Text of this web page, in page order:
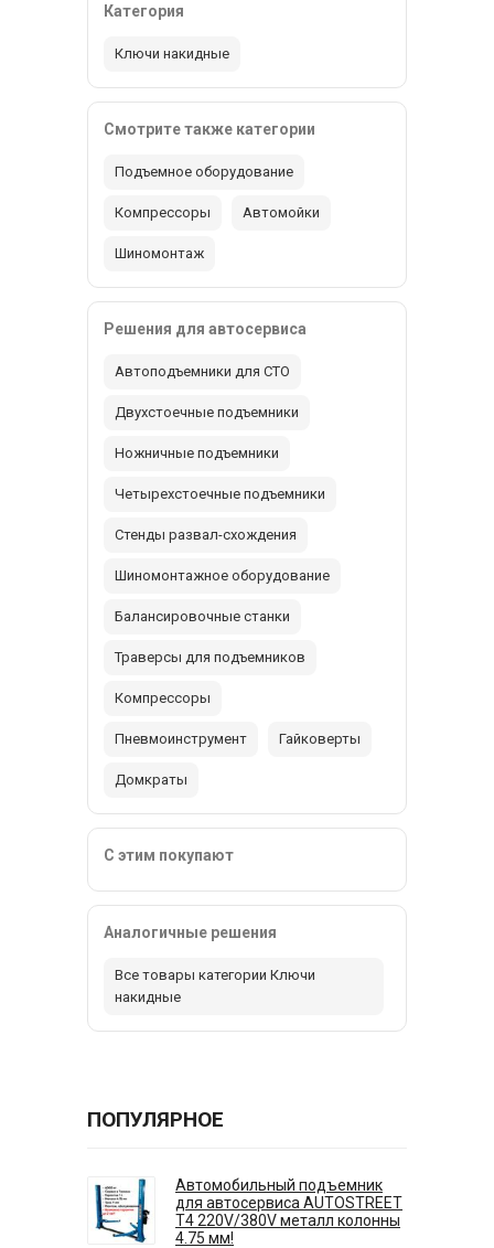
Категория
Ключи накидные
Смотрите также категории
Подъемное оборудование
Компрессоры Автомойки
Шиномонтаж
Решения для автосервиса
Автоподъемники для СТО
Двухстоечные подъемники
Ножничные подъемники
Четырехстоечные подъемники
Стенды развал-схождения
Шиномонтажное оборудование
Балансировочные станки
Траверсы для подъемников
Компрессоры
Пневмоинструмент Гайковерты
Домкраты
С этим покупают
Аналогичные решения
Все товары категории Ключи
накидные
ПОПУЛЯРНОЕ
Автомобильный подъемник
для автосервиса AUTOSTREET
T4 220V/380V металл колонны
4.75 мм!